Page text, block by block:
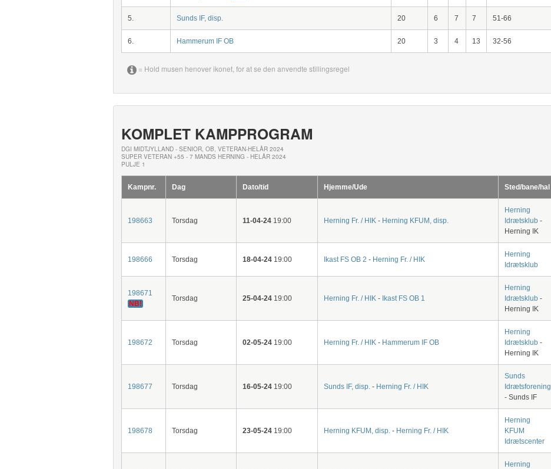
5. Sunds IF, disp. 20 6 7 7 51-66
6. Hammerum IF OB 20 3 4 13 32-56
= Hold musen henover ikonet, for at se den anvendte stillingsregel
KOMPLET KAMPPROGRAM
DGI MIDTJYLLAND - SENIOR, OB, VETERAN-HELÅR 2024
SUPER VETERAN +55 - 7 MANDS HERNING - HELÅR 2024
PULJE 1
Kampnr. Dag Dato/tid Hjemme/Ude Sted/bane/hal
198663 Torsdag 11-04-2419:00 Herning Fr. / HIK- Herning KFUM, disp.
Herning
Idrætsklub-
Herning IK
198666 Torsdag 18-04-2419:00 Ikast FS OB 2 - Herning Fr. / HIK
Herning
Idrætsklub
198671
NB!
Torsdag 25-04-2419:00 Herning Fr. / HIK- Ikast FS OB 1
Herning
Idrætsklub-
Herning IK
198672 Torsdag 02-05-2419:00 Herning Fr. / HIK- Hammerum IF OB
Herning
Idrætsklub-
Herning IK
198677 Torsdag 16-05-2419:00 Sunds IF, disp.- Herning Fr. / HIK
Sunds
Idrætsforening
- Sunds IF
198678 Torsdag 23-05-2419:00 Herning KFUM, disp.- Herning Fr. / HIK
Herning
KFUM
Idrætscenter
Herning